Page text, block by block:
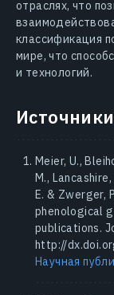
отраслях, что
классификация
мире, что
и технологий.
Источники
Meier, U.,
M., Lancashire,
E. & Zwerger,
phenological
publications.
http://
Научная